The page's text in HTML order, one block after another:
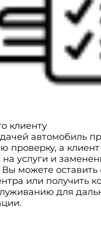
клиенту
автомобиль
проверку, а клиент
услуги и
Вы можете оставить
или получить
для